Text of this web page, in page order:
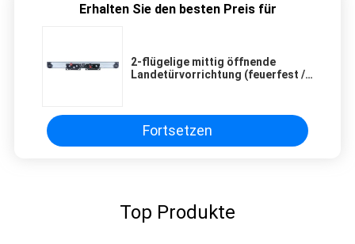
Erhalten Sie den besten Preis für
2-flügelige mittig öffnende
Landetürvorrichtung (feuerfest /
Fortsetzen
Top Produkte